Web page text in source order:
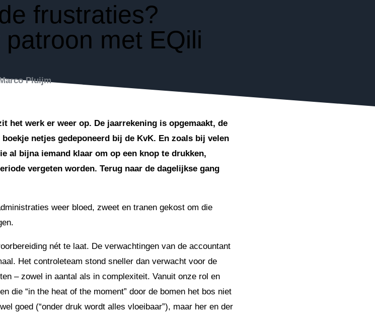
frustraties?
met EQili
Pluijm
het werk er weer op. De jaarrekening is opgemaakt, de
netjes gedeponeerd bij de KvK. En zoals bij velen
al bijna iemand klaar om op een knop te drukken,
vergeten worden. Terug naar de dagelijkse gang
weer bloed, zweet en tranen gekost om die
nét te laat. De verwachtingen van de accountant
Het controleteam stond sneller dan verwacht voor de
– zowel in aantal als in complexiteit. Vanuit onze rol en
die “in the heat of the moment” door de bomen het bos niet
goed (“onder druk wordt alles vloeibaar”), maar her en der